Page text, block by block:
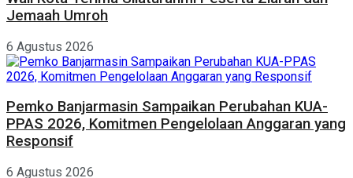
Jemaah Umroh
6 Agustus 2026
Pemko Banjarmasin Sampaikan Perubahan KUA-
PPAS 2026, Komitmen Pengelolaan Anggaran yang
Responsif
6 Agustus 2026